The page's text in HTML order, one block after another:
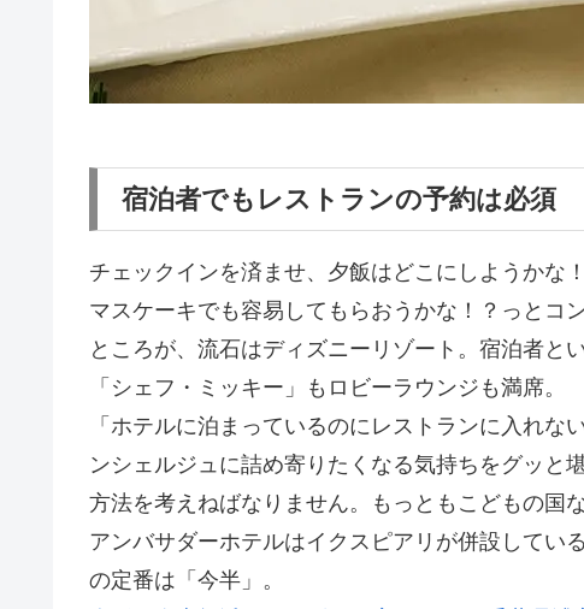
宿泊者でもレストランの予約は必須
チェックインを済ませ、夕飯はどこにしようかな
マスケーキでも容易してもらおうかな！？っとコ
ところが、流石はディズニーリゾート。宿泊者と
「シェフ・ミッキー」もロビーラウンジも満席。
「ホテルに泊まっているのにレストランに入れ
ンシェルジュに詰め寄りたくなる気持ちをグッと
方法を考えねばなりません。もっともこどもの国
アンバサダーホテルはイクスピアリが併設してい
の定番は「今半」。